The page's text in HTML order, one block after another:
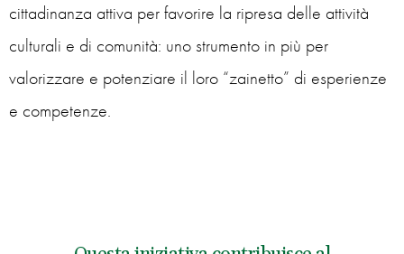
cittadinanza attiva per favorire la ripresa delle attività
culturali e di comunità: uno strumento in più per
valorizzare e potenziare il loro “zainetto” di esperienze
e competenze.